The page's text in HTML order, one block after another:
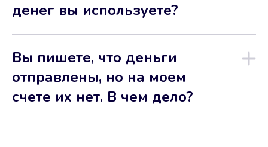
денег вы используете?
Вы пишете, что деньги
отправлены, но на моем
счете их нет. В чем дело?